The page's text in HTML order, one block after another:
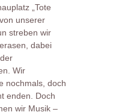
„Tote
unserer
streben wir
dabei
Wir
nochmals, doch
enden. Doch
wir Musik –